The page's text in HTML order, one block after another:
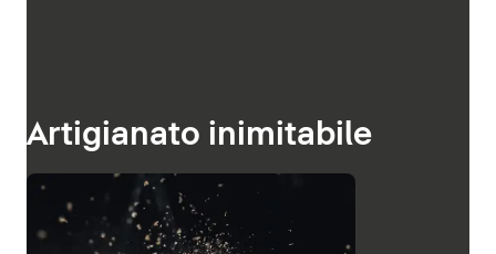
Artigianato inimitabile